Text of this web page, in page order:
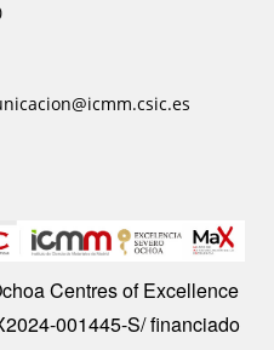
Image
Centres of Excellence
001445-S/ financiado